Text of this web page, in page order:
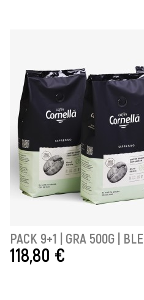
PACK 9+1 | GRA 500G |
118,80 €
AFEGIR A LA CISTELLA